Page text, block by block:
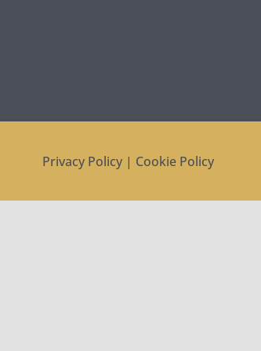
Privacy Policy| Cookie Policy